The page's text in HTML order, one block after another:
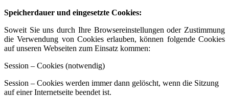
Speicherdauer und eingesetzte Cookies:
Soweit Sie uns durch Ihre Browsereinstellungen oder Zustimmung
die Verwendung von Cookies erlauben, können folgende Cookies
auf unseren Webseiten zum Einsatz kommen:
Session – Cookies (notwendig)
Session – Cookies werden immer dann gelöscht, wenn die Sitzung
auf einer Internetseite beendet ist.